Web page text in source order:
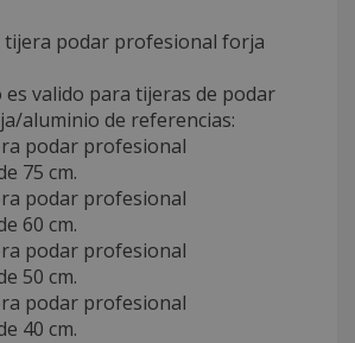
tijera podar profesional forja
es valido para tijeras de podar
aluminio de referencias:
podar profesional
75 cm.
podar profesional
60 cm.
podar profesional
50 cm.
podar profesional
40 cm.